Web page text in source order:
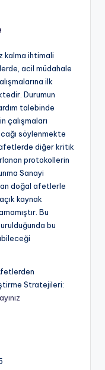
kalma ihtimali
acil müdahale
ilk
Durumun
talebinde
çalışmaları
söylenmekte
diğer kritik
protokollerin
Sanayi
doğal afetlerle
kaynak
Bu
bu
Stratejileri: